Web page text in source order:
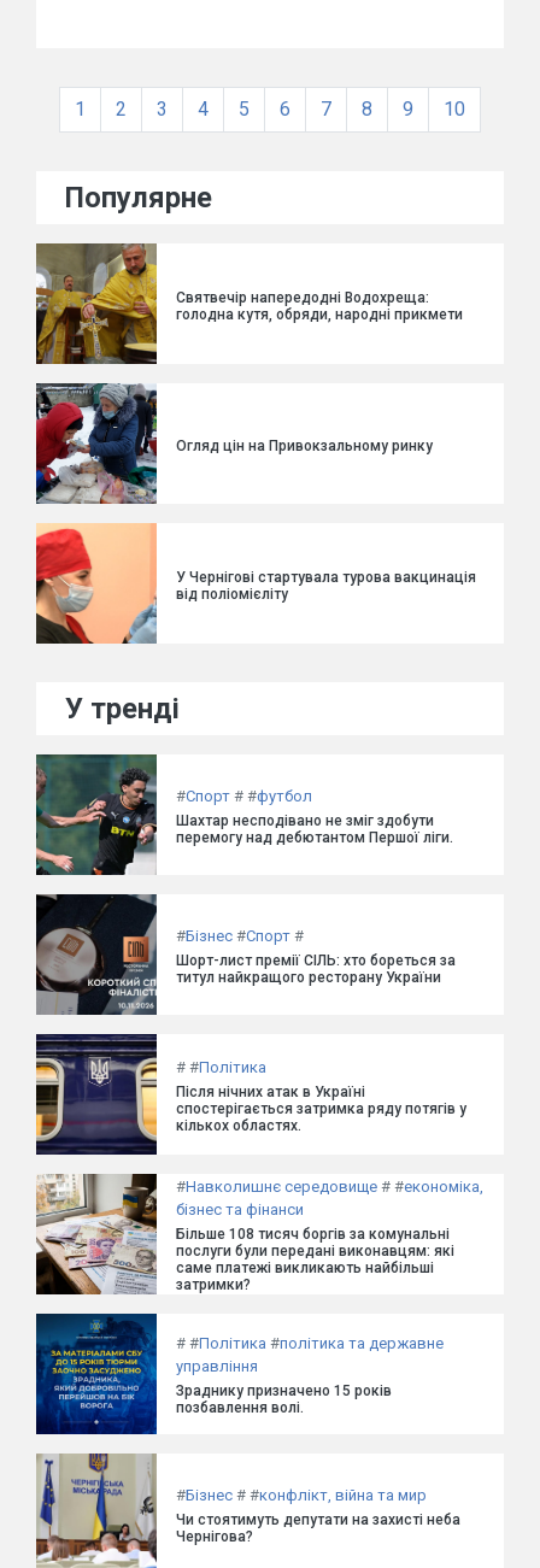
1 2 3 4 5 6 7 8 9 10
Популярне
Святвечір напередодні Водохреща:
голодна кутя, обряди, народні прикмети
Огляд цін на Привокзальному ринку
У Чернігові стартувала турова вакцинація
від поліомієліту
У тренді
#Спорт # #футбол
Шахтар несподівано не зміг здобути
перемогу над дебютантом Першої ліги.
#Бізнес #Спорт #
Шорт-лист премії СІЛЬ: хто бореться за
титул найкращого ресторану України
# #Політика
Після нічних атак в Україні
спостерігається затримка ряду потягів у
кількох областях.
#Навколишнє середовище # #економіка,
бізнес та фінанси
Більше 108 тисяч боргів за комунальні
послуги були передані виконавцям: які
саме платежі викликають найбільші
затримки?
# #Політика #політика та державне
управління
Зраднику призначено 15 років
позбавлення волі.
#Бізнес # #конфлікт, війна та мир
Чи стоятимуть депутати на захисті неба
Чернігова?